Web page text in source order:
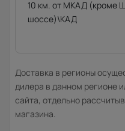
10 км. от МКАД (кроме
шоссе)\КАД
Доставка в регионы
дилера в данном регионе
сайта, отдельно
магазина.